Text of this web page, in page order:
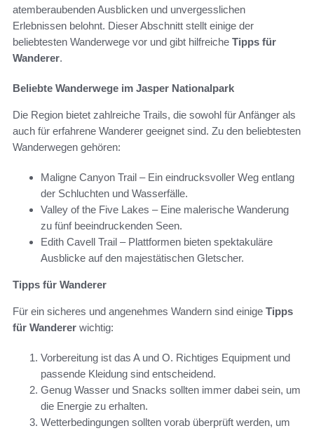
atemberaubenden Ausblicken und unvergesslichen
Erlebnissen belohnt. Dieser Abschnitt stellt einige der
beliebtesten Wanderwege vor und gibt hilfreiche Tipps für
Wanderer.
Beliebte Wanderwege im Jasper Nationalpark
Die Region bietet zahlreiche Trails, die sowohl für Anfänger als
auch für erfahrene Wanderer geeignet sind. Zu den beliebtesten
Wanderwegen gehören:
Maligne Canyon Trail – Ein eindrucksvoller Weg entlang
der Schluchten und Wasserfälle.
Valley of the Five Lakes – Eine malerische Wanderung
zu fünf beeindruckenden Seen.
Edith Cavell Trail – Plattformen bieten spektakuläre
Ausblicke auf den majestätischen Gletscher.
Tipps für Wanderer
Für ein sicheres und angenehmes Wandern sind einige Tipps
für Wanderer wichtig:
Vorbereitung ist das A und O. Richtiges Equipment und
passende Kleidung sind entscheidend.
Genug Wasser und Snacks sollten immer dabei sein, um
die Energie zu erhalten.
Wetterbedingungen sollten vorab überprüft werden, um